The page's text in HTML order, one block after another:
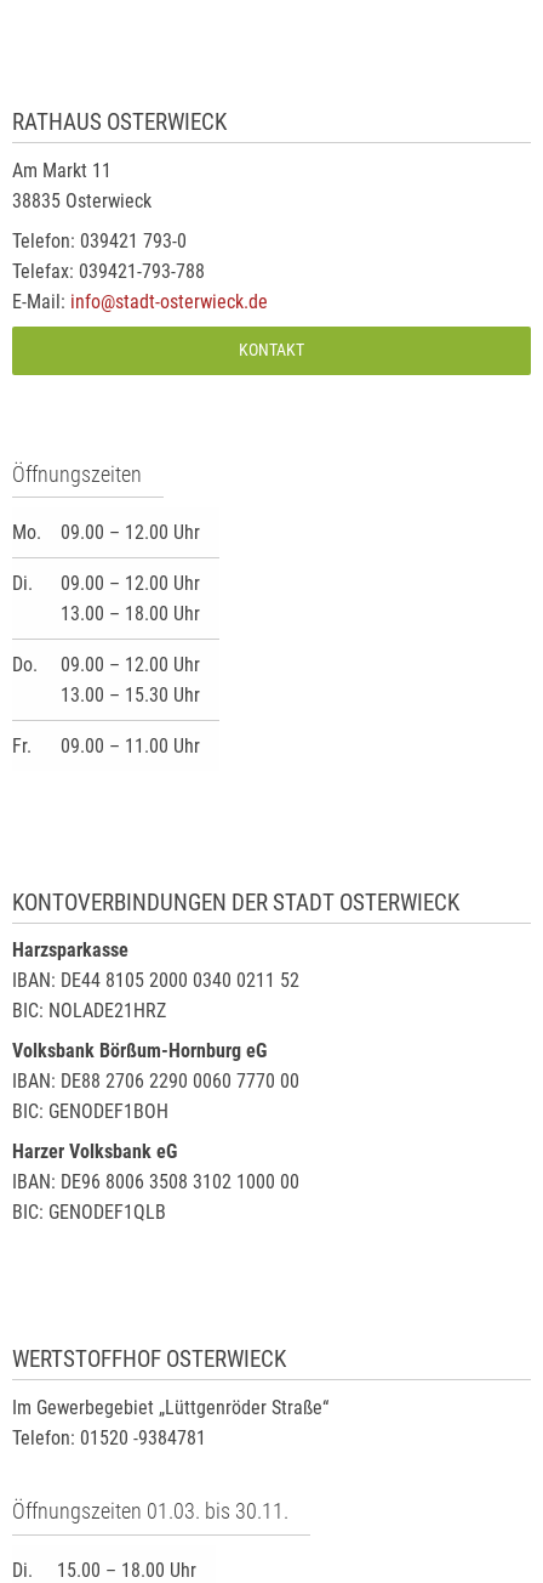
RATHAUS OSTERWIECK
Am Markt 11
38835 Osterwieck
Telefon: 039421 793-0
Telefax: 039421-793-788
E-Mail: info@stadt-osterwieck.de
KONTAKT
Öffnungszeiten
Mo. 09.00 – 12.00 Uhr
Di.
09.00 – 12.00 Uhr
13.00 – 18.00 Uhr
Do.
09.00 – 12.00 Uhr
13.00 – 15.30 Uhr
Fr. 09.00 – 11.00 Uhr
KONTOVERBINDUNGEN DER STADT OSTERWIECK
Harzsparkasse
IBAN: DE44 8105 2000 0340 0211 52
BIC: NOLADE21HRZ
Volksbank Börßum-Hornburg eG
IBAN: DE88 2706 2290 0060 7770 00
BIC: GENODEF1BOH
Harzer Volksbank eG
IBAN: DE96 8006 3508 3102 1000 00
BIC: GENODEF1QLB
WERTSTOFFHOF OSTERWIECK
Im Gewerbegebiet „Lüttgenröder Straße“
Telefon: 01520 -9384781
Öffnungszeiten 01.03. bis 30.11.
Di. 15.00 – 18.00 Uhr